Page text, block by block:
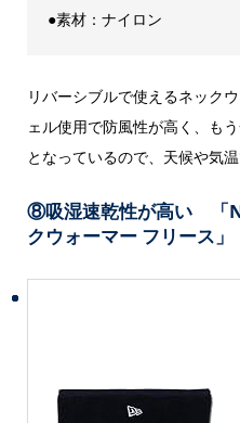
●素材：ナイロン
リバーシブルで使えるネック
ェル使用で防風性が高く、も
となっているので、天候や気
⑧吸湿速乾性が高い 「
クウォーマー フリース」